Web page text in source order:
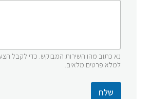
נא כתוב מהו השירות המבוקש. כדי לקבל
למלא פרטים מלאים.
שלח